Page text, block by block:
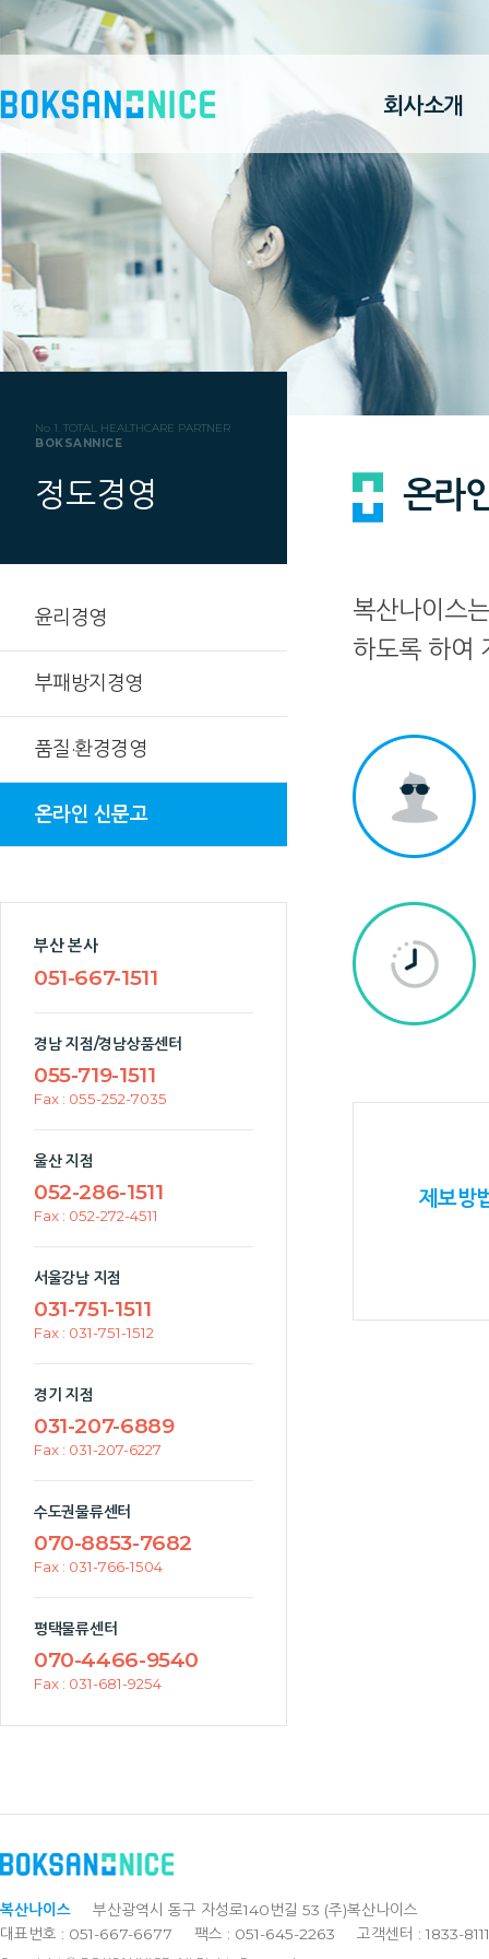
회사소개
No 1. TOTAL HEALTHCARE PARTNER
BOKSANNICE
정도경영
윤리경영
부패방지경영
품질·환경경영
온라인 신문고
부산 본사
051-667-1511
경남 지점/경남상품센터
055-719-1511
Fax : 055-252-7035
울산 지점
052-286-1511
Fax : 052-272-4511
서울강남 지점
031-751-1511
Fax : 031-751-1512
경기 지점
031-207-6889
Fax : 031-207-6227
수도권물류센터
070-8853-7682
Fax : 031-766-1504
평택물류센터
070-4466-9540
Fax : 031-681-9254
온라
복산나이스
하도록 하여
제보방
복산나이스
부산광역시 동구 자성로140번길 53 (주)복산나이스
대표번호 : 051-667-6677
팩스 : 051-645-2263 고객센터 : 1833-8111